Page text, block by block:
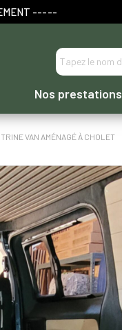
-----
Nos prestations
VAN AMÉNAGÉ À CHOLET